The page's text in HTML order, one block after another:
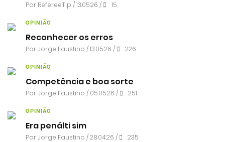
Por RefereeTip / 13.05.26 / 15
OPINIÃO
Reconhecer os erros
PorJorge Faustino / 13.05.26 / 226
OPINIÃO
Competência e boa sorte
PorJorge Faustino / 05.05.26 / 251
OPINIÃO
Era penálti sim
PorJorge Faustino / 28.04.26 / 235